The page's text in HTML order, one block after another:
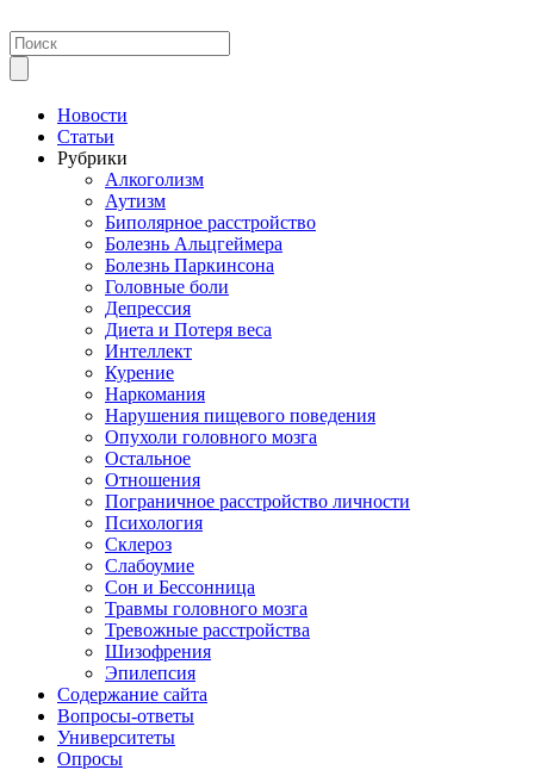
Новости
Статьи
Рубрики
Алкоголизм
Аутизм
Биполярное расстройство
Болезнь Альцгеймера
Болезнь Паркинсона
Головные боли
Депрессия
Диета и Потеря веса
Интеллект
Курение
Наркомания
Нарушения пищевого поведения
Опухоли головного мозга
Остальное
Отношения
Пограничное расстройство личности
Психология
Склероз
Слабоумие
Сон и Бессонница
Травмы головного мозга
Тревожные расстройства
Шизофрения
Эпилепсия
Содержание сайта
Вопросы-ответы
Университеты
Опросы